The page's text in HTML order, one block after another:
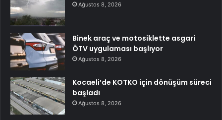
Ağustos 8, 2026
Binek araç ve motosiklette asgari
ÖTV uygulaması başlıyor
Ağustos 8, 2026
Kocaeli’de KOTKO için dönüşüm süreci
başladı
Ağustos 8, 2026